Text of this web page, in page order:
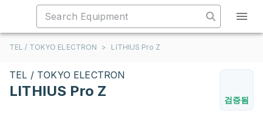
TEL / TOKYO ELECTRON > LITHIUS Pro Z
TEL / TOKYO ELECTRON
LITHIUS Pro Z
검증됨